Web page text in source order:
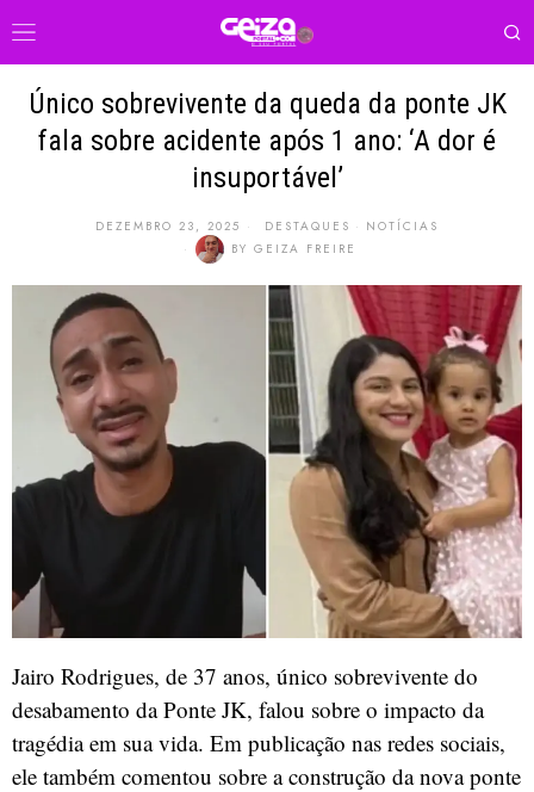
Único sobrevivente da queda da ponte JK
fala sobre acidente após 1 ano: ‘A dor é
insuportável’
DEZEMBRO 23, 2025 DESTAQUES · NOTÍCIAS
BY GEIZA FREIRE
Jairo Rodrigues, de 37 anos, único sobrevivente do
desabamento da Ponte JK, falou sobre o impacto da
tragédia em sua vida. Em publicação nas redes sociais,
ele também comentou sobre a construção da nova ponte